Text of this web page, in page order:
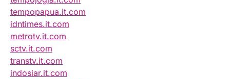
tempopapua.it.com
idntimes.it.com
metrotv.it.com
sctv.it.com
transtv.it.com
indosiar.it.com